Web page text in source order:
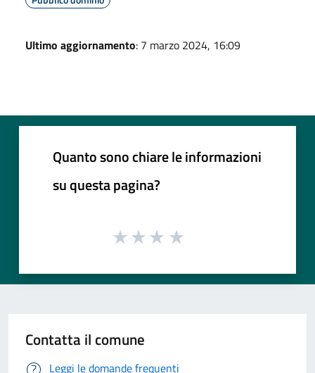
Ultimo aggiornamento: 7 marzo 2024, 16:09
Quanto sono chiare le informazioni
su questa pagina?
Contatta il comune
Leggi le domande frequenti